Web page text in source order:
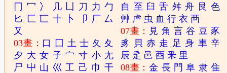
冂 冖 冫 几 凵 刀 力 勹
匕 匚 匸 十 卜 卩 厂 厶
又
03畫： 口 囗 土 士 夂 夊
夕 大 女 子 宀 寸 小 尢
尸 屮 山 巛 工 己 巾 干
自 至 臼 舌 舛 舟 艮 色
艸 虍 虫 血 行 衣 襾
07畫： 見 角 言 谷 豆 豕
豸
貝 赤 走 足 身 車 辛
辰 辵 邑 酉 釆 里
08畫：金 長 門 阜 隶 隹